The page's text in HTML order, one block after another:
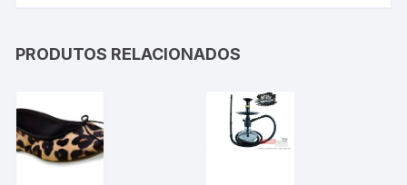
PRODUTOS RELACIONADOS